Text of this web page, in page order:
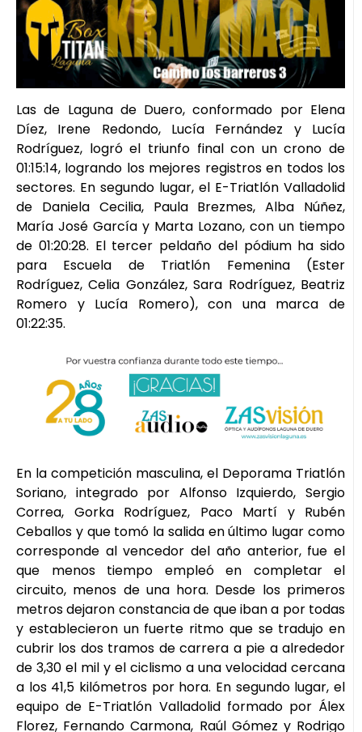
Las de Laguna de Duero, conformado por Elena
Díez, Irene Redondo, Lucía Fernández y Lucía
Rodríguez, logró el triunfo final con un crono de
01:15:14, logrando los mejores registros en todos los
sectores. En segundo lugar, el E-Triatlón Valladolid
de Daniela Cecilia, Paula Brezmes, Alba Núñez,
María José García y Marta Lozano, con un tiempo
de 01:20:28. El tercer peldaño del pódium ha sido
para Escuela de Triatlón Femenina (Ester
Rodríguez, Celia González, Sara Rodríguez, Beatriz
Romero y Lucía Romero), con una marca de
01:22:35.
En la competición masculina, el Deporama Triatlón
Soriano, integrado por Alfonso Izquierdo, Sergio
Correa, Gorka Rodríguez, Paco Martí y Rubén
Ceballos y que tomó la salida en último lugar como
corresponde al vencedor del año anterior, fue el
que menos tiempo empleó en completar el
circuito, menos de una hora. Desde los primeros
metros dejaron constancia de que iban a por todas
y establecieron un fuerte ritmo que se tradujo en
cubrir los dos tramos de carrera a pie a alrededor
de 3,30 el mil y el ciclismo a una velocidad cercana
a los 41,5 kilómetros por hora. En segundo lugar, el
equipo de E-Triatlón Valladolid formado por Álex
Florez, Fernando Carmona, Raúl Gómez y Rodrigo